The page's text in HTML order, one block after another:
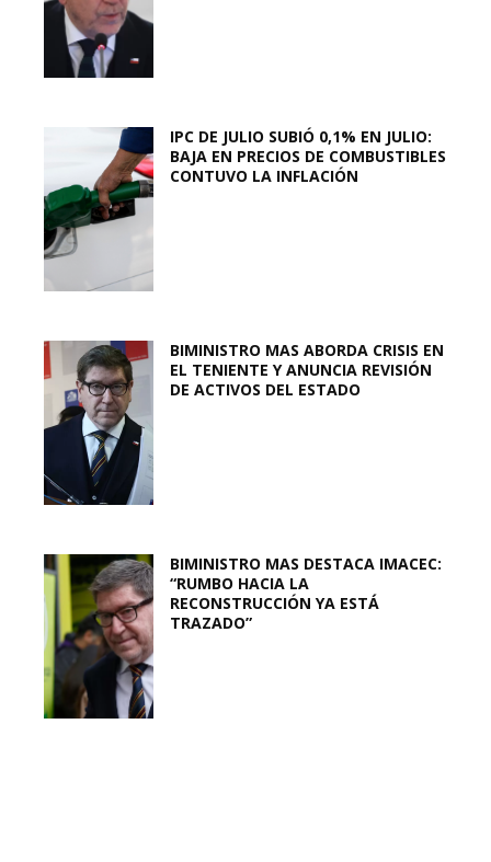
IPC DE JULIO SUBIÓ 0,1% EN JULIO:
BAJA EN PRECIOS DE COMBUSTIBLES
CONTUVO LA INFLACIÓN
BIMINISTRO MAS ABORDA CRISIS EN
EL TENIENTE Y ANUNCIA REVISIÓN
DE ACTIVOS DEL ESTADO
BIMINISTRO MAS DESTACA IMACEC:
“RUMBO HACIA LA
RECONSTRUCCIÓN YA ESTÁ
TRAZADO”